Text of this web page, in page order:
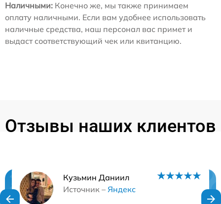
Наличными: Конечно же, мы также принимаем
оплату наличными. Если вам удобнее использовать
наличные средства, наш персонал вас примет и
выдаст соответствующий чек или квитанцию.
Отзывы наших клиентов
Кузьмин Даниил
Источник – Яндекс
Нужна консультация?